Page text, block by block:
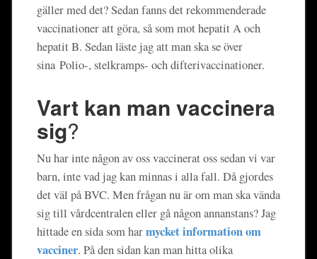
gäller med det? Sedan fanns det rekommenderade
vaccinationer att göra, så som mot hepatit A och
hepatit B. Sedan läste jag att man ska se över
sina Polio-, stelkramps- och difterivaccinationer.
Vart kan man vaccinera
sig?
Nu har inte någon av oss vaccinerat oss sedan vi var
barn, inte vad jag kan minnas i alla fall. Då gjordes
det väl på BVC. Men frågan nu är om man ska vända
sig till vårdcentralen eller gå någon annanstans? Jag
hittade en sida som harmycket information om
vacciner. På den sidan kan man hitta olika